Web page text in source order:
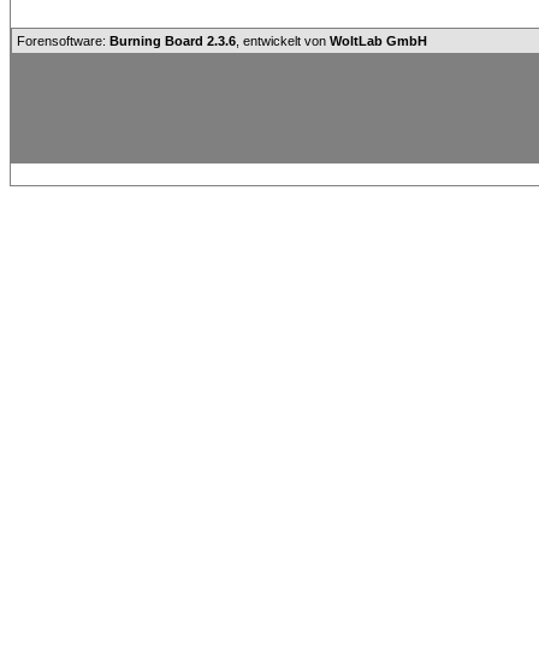
Forensoftware: Burning Board 2.3.6 , entwickelt von WoltLab GmbH